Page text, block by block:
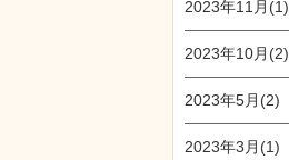
2023年11月(1)
2023年10月(2)
2023年5月(2)
2023年3月(1)